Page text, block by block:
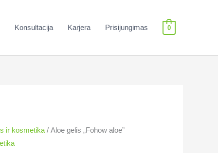
Konsultacija Karjera Prisijungimas 0
ir kosmetika / Aloe gelis „Fohow aloe”